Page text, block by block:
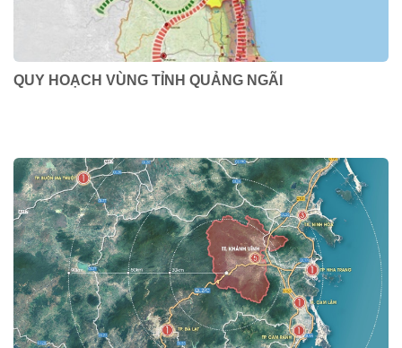
QUY HOẠCH VÙNG TỈNH QUẢNG NGÃI